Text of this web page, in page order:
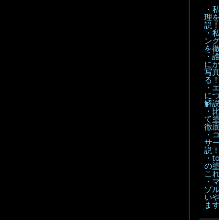
・
理
説
・
ン
を
・
に
写
る
・
に
解
・
て
徹
・
サ
説
・
の
こ
・
ゾ
い
ま